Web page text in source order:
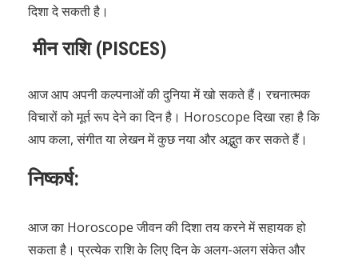
दिशा दे सकती है।
मीन राशि (PISCES)
आज आप अपनी कल्पनाओं की दुनिया में खो सकते हैं। रचनात्मक
विचारों को मूर्त रूप देने का दिन है। Horoscope दिखा रहा है कि
आप कला, संगीत या लेखन में कुछ नया और अद्भुत कर सकते हैं।
निष्कर्ष:
आज का Horoscope जीवन की दिशा तय करने में सहायक हो
सकता है। प्रत्येक राशि के लिए दिन के अलग-अलग संकेत और